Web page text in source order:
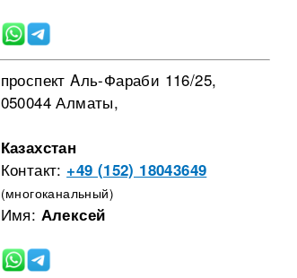
проспект Aль-Фараби 116/25,
050044 Алматы,
Казахстан
Контакт: +49 (152) 18043649
(многоканальный)
Имя: Алексей